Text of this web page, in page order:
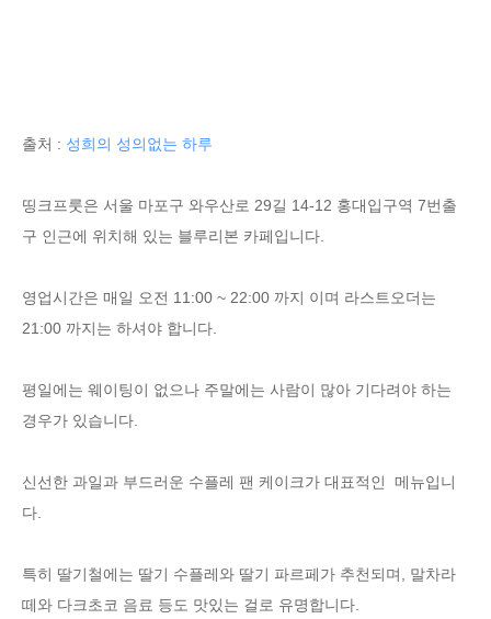
출처 : 성희의 성의없는 하루
띵크프룻은 서울 마포구 와우산로 29길 14-12 홍대입구역 7번출
구 인근에 위치해 있는 블루리본 카페입니다.
영업시간은 매일 오전 11:00 ~ 22:00 까지 이며 라스트오더는
21:00 까지는 하셔야 합니다.
평일에는 웨이팅이 없으나 주말에는 사람이 많아 기다려야 하는
경우가 있습니다.
신선한 과일과 부드러운 수플레 팬 케이크가 대표적인 메뉴입니
다.
특히 딸기철에는 딸기 수플레와 딸기 파르페가 추천되며, 말차라
떼와 다크초코 음료 등도 맛있는 걸로 유명합니다.